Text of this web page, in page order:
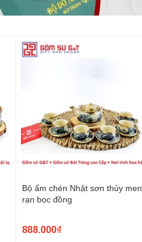
Bộ ấm chén Nhật sơn thủy men
rạn bọc đồng
888.000₫